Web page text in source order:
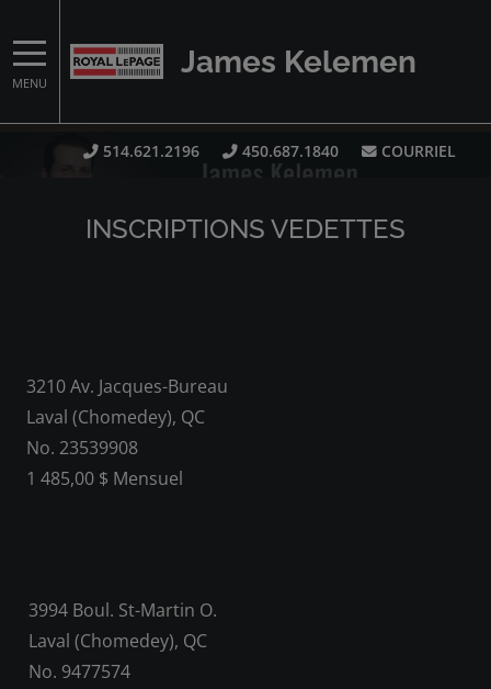
MENU
James Kelemen
514.621.2196 450.687.1840 COURRIEL
INSCRIPTIONS VEDETTES
3210 Av. Jacques-Bureau
Laval (Chomedey), QC
No. 23539908
1 485,00 $ Mensuel
3994 Boul. St-Martin O.
Laval (Chomedey), QC
No. 9477574